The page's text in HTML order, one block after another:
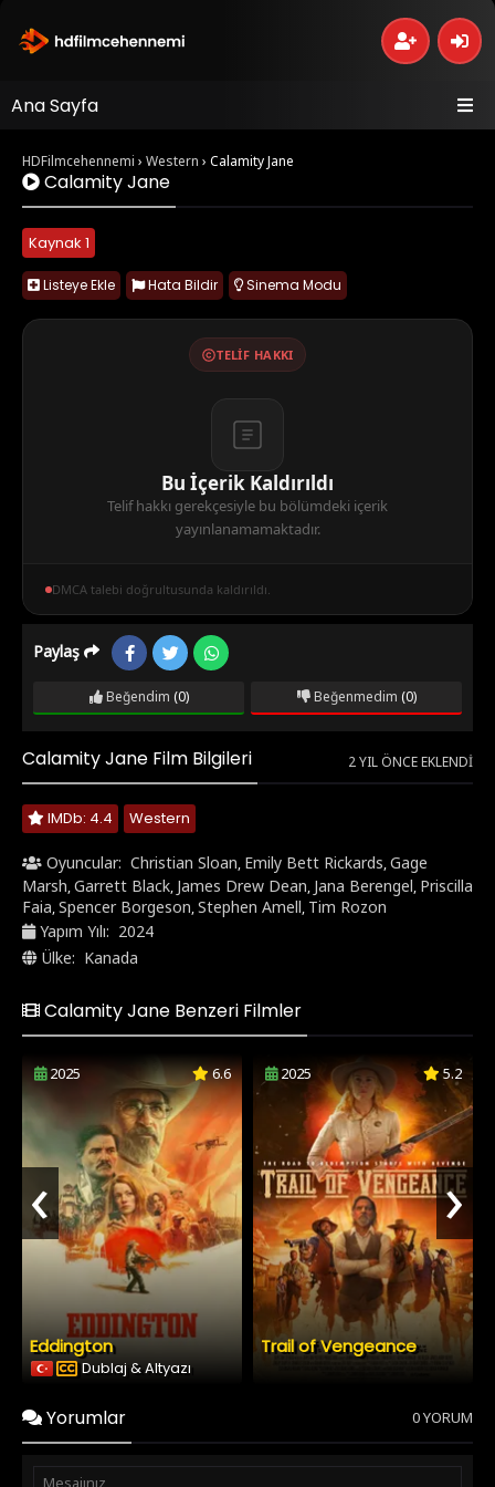
Ana Sayfa
HDFilmcehennemi › Western › Calamity Jane
Calamity Jane
Kaynak 1
Listeye Ekle Hata Bildir Sinema Modu
TELIF HAKKI
Bu İçerik Kaldırıldı
Telif hakkı gerekçesiyle bu bölümdeki içerik
yayınlanamamaktadır.
DMCA talebi doğrultusunda kaldırıldı.
Paylaş
Beğendim (0) Beğenmedim (0)
Calamity Jane Film Bilgileri 2 YIL ÖNCE EKLENDI
IMDb: 4.4 Western
Oyuncular: Christian Sloan, Emily Bett Rickards,Gage
Marsh,Garrett Black, James Drew Dean, Jana Berengel, Priscilla
Faia,Spencer Borgeson,Stephen Amell, Tim Rozon
Yapım Yılı: 2024
Ülke: Kanada
Calamity Jane Benzeri Filmler
2025 6.6
Eddington
Dublaj & Altyazı
2025 5.2
Trail of Vengeance
‹ ›
Yorumlar 0 YORUM